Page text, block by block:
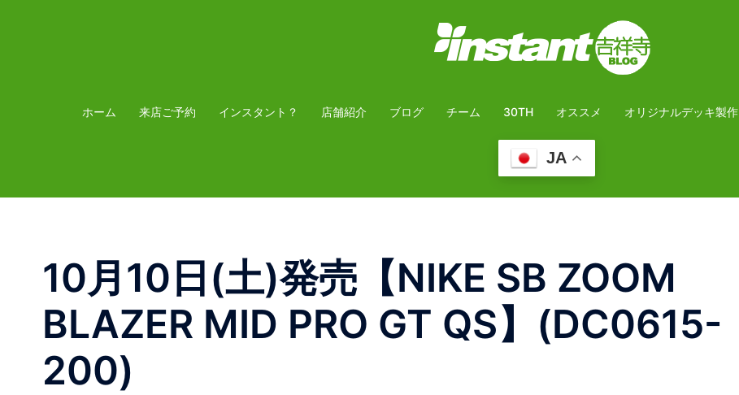
プ
ホーム 来店ご予約 インスタント？ 店舗紹介 ブログ チーム 30TH オススメ オリジナルデッキ製作
JA
10月10日(土)発売【NIKE SB ZOOM
BLAZER MID PRO GT QS】(DC0615-
200)